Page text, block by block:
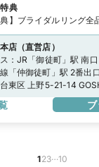
典
】ブライダルリング全
店（直営店 ）
： JR「御徒町」駅 南
「仲御徒町」駅 2番出
野御徒町」駅 A6出口
台東区 上野5-21-14
123…10